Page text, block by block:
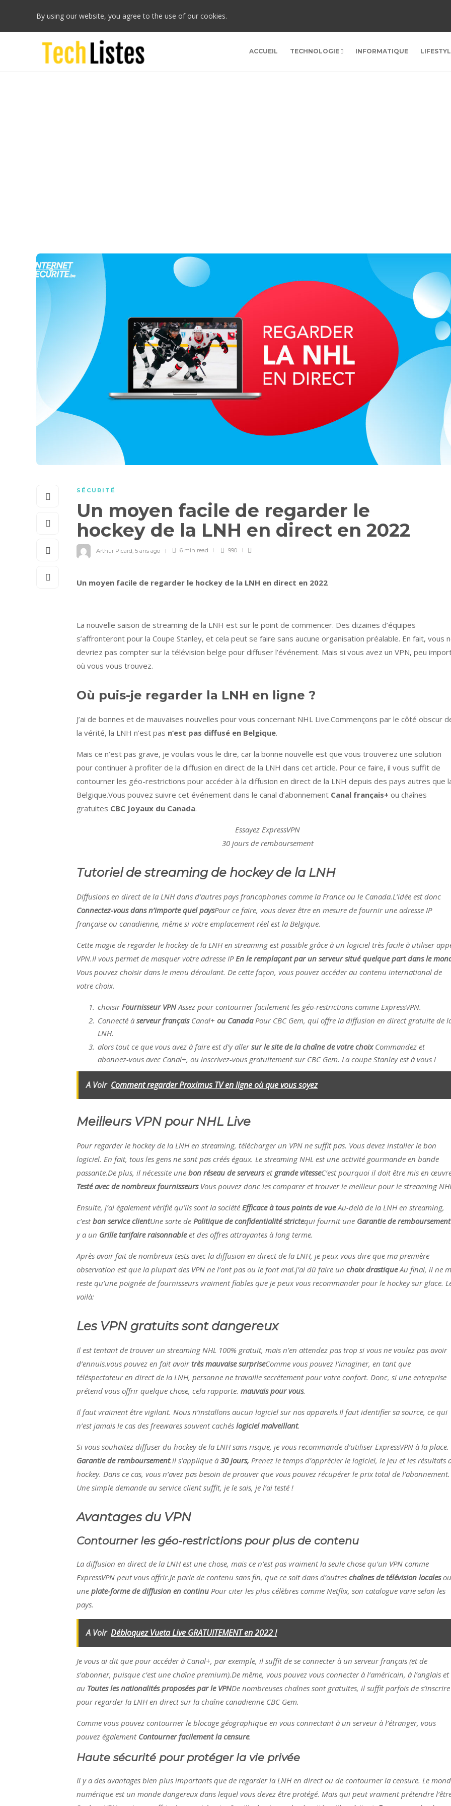
By using our website, you agree to the use of our cookies.
ACCUEIL TECHNOLOGIE INFORMATIQUE
SÉCURITÉ
Un moyen facile de regarder le
hockey de la LNH en direct en 2022
Arthur Picard 5 ans ago 6 min read 990
Un moyen facile de regarder le hockey de la LNH en direct en 2022
La nouvelle saison de streaming de la LNH est sur le point de commencer. Des dizaines d’équipes
s’affronteront pour la Coupe Stanley, et cela peut se faire sans aucune organisation préalable. En fait, vous
devriez pas compter sur la télévision belge pour diffuser l’événement. Mais si vous avez un VPN, peu
où vous vous trouvez.
Où puis-je regarder la LNH en ligne ?
J’ai de bonnes et de mauvaises nouvelles pour vous concernant NHL Live.Commençons par le côté obscur
la vérité, la LNH n’est pas n’est pas diffusé en Belgique.
Mais ce n’est pas grave, je voulais vous le dire, car la bonne nouvelle est que vous trouverez une solution
pour continuer à profiter de la diffusion en direct de la LNH dans cet article. Pour ce faire, il vous suffit de
contourner les géo-restrictions pour accéder à la diffusion en direct de la LNH depuis des pays autres que
Belgique.Vous pouvez suivre cet événement dans le canal d’abonnement Canal français+ ou chaînes
gratuites CBC Joyaux du Canada.
Essayez ExpressVPN
30 jours de remboursement
Tutoriel de streaming de hockey de la LNH
Diffusions en direct de la LNH dans d’autres pays francophones comme la France ou le Canada.L’idée est donc
Connectez-vous dans n’importe quel paysPour ce faire, vous devez être en mesure de fournir une adresse IP
française ou canadienne, même si votre emplacement réel est la Belgique.
Cette magie de regarder le hockey de la LNH en streaming est possible grâce à un logiciel très facile à utiliser
VPN.Il vous permet de masquer votre adresse IP En le remplaçant par un serveur situé quelque part dans le
Vous pouvez choisir dans le menu déroulant. De cette façon, vous pouvez accéder au contenu international de
votre choix.
choisir Fournisseur VPNAssez pour contourner facilement les géo-restrictions comme ExpressVPN.
Connecté à serveur françaisCanal+ ou CanadaPour CBC Gem, qui offre la diffusion en direct gratuite de
LNH.
alors tout ce que vous avez à faire est d’y allersur le site de la chaîne de votre choixCommandez et
abonnez-vous avec Canal+, ou inscrivez-vous gratuitement sur CBC Gem. La coupe Stanley est à vous !
A Voir Comment regarder Proximus TV en ligne où que vous soyez
Meilleurs VPN pour NHL Live
Pour regarder le hockey de la LNH en streaming, télécharger un VPN ne suffit pas. Vous devez installer le bon
logiciel. En fait, tous les gens ne sont pas créés égaux. Le streaming NHL est une activité gourmande en bande
passante.De plus, il nécessite une bon réseau de serveursetgrande vitesseC’est pourquoi il doit être mis en
Testé avec de nombreux fournisseursVous pouvez donc les comparer et trouver le meilleur pour le streaming
Ensuite, j’ai également vérifié qu’ils sont la société Efficace à tous points de vueAu-delà de la LNH en streaming,
c’estbon service clientUne sorte de Politique de confidentialité strictequi fournit une Garantie de remboursement
y a un Grille tarifaire raisonnableet des offres attrayantes à long terme.
Après avoir fait de nombreux tests avec la diffusion en direct de la LNH, je peux vous dire que ma première
observation est que la plupart des VPN ne l’ont pas ou le font mal.j’ai dû faire un choix drastiqueAu final, il ne
reste qu’une poignée de fournisseurs vraiment fiables que je peux vous recommander pour le hockey sur glace.
voilà:
Les VPN gratuits sont dangereux
Il est tentant de trouver un streaming NHL 100% gratuit, mais n’en attendez pas trop si vous ne voulez pas avoir
d’ennuis.vous pouvez en fait avoirtrès mauvaise surpriseComme vous pouvez l’imaginer, en tant que
téléspectateur en direct de la LNH, personne ne travaille secrètement pour votre confort. Donc, si une entreprise
prétend vous offrir quelque chose, cela rapporte. mauvais pour vous.
Il faut vraiment être vigilant. Nous n’installons aucun logiciel sur nos appareils.Il faut identifier sa source, ce qui
n’est jamais le cas des freewares souvent cachés logiciel malveillant.
Si vous souhaitez diffuser du hockey de la LNH sans risque, je vous recommande d’utiliser ExpressVPN à la place.
Garantie de remboursement.il s’applique à 30 jours, Prenez le temps d’apprécier le logiciel, le jeu et les résultats
hockey. Dans ce cas, vous n’avez pas besoin de prouver que vous pouvez récupérer le prix total de l’abonnement.
Une simple demande au service client suffit, je le sais, je l’ai testé !
Avantages du VPN
Contourner les géo-restrictions pour plus de contenu
La diffusion en direct de la LNH est une chose, mais ce n’est pas vraiment la seule chose qu’un VPN comme
ExpressVPN peut vous offrir.Je parle de contenu sans fin, que ce soit dans d’autres chaînes de télévision localesou
une plate-forme de diffusion en continu Pour citer les plus célèbres comme Netflix, son catalogue varie selon les
pays.
A Voir Débloquez Vueta Live GRATUITEMENT en 2022 !
Je vous ai dit que pour accéder à Canal+, par exemple, il suffit de se connecter à un serveur français (et de
s’abonner, puisque c’est une chaîne premium).De même, vous pouvez vous connecter à l’américain, à l’anglais et
au Toutes les nationalités proposées par le VPNDe nombreuses chaînes sont gratuites, il suffit parfois de s’inscrire
pour regarder la LNH en direct sur la chaîne canadienne CBC Gem.
Comme vous pouvez contourner le blocage géographique en vous connectant à un serveur à l’étranger, vous
pouvez également Contourner facilement la censure.
Haute sécurité pour protéger la vie privée
Il y a des avantages bien plus importants que de regarder la LNH en direct ou de contourner la censure. Le
numérique est un monde dangereux dans lequel vous devez être protégé. Mais qui peut vraiment prétendre